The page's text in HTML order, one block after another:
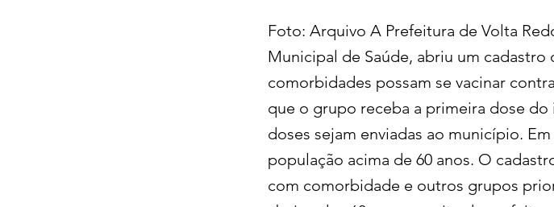
Foto: Arquivo A Prefeitura de Volta
Municipal de Saúde, abriu um cadastro
comorbidades possam se vacinar
que o grupo receba a primeira dose
doses sejam enviadas ao município.
população acima de 60 anos. O
com comorbidade e outros grupos